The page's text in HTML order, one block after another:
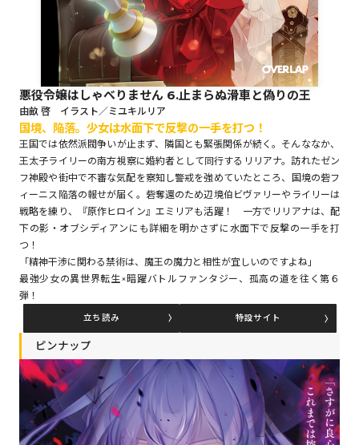
コミックガルド
コミッククリエ
コミックパルフェ
悪役令嬢はしゃべりません 6.止まらぬ滑車と偽りの王
由畝 啓 イラスト／ミユキルリア
国境、陥落。少女は水面下で反撃の一手を打つ！
王国では依然派閥争いが止まず、隣国とも緊張関係が続く。そんななか、
王太子ライリーの南方視察に婚約者として同行するリリアナ。訪れたゼン
フ神殿や街中で不審な気配を察知し警戒を強めていたところ、国境の砦フ
ィーニス陥落の報せが届く。砦奪還のため辺境伯ビヴァリーやライリーは
戦略を練り、『原作ヒロイン』エミリアも活躍！ 一方でリリアナは、配
下の影・オブシディアンにも詳細を明かさずに水面下で反撃の一手を打
つ！
「精神干渉に関わる禁術は、魔王の魔力と相性が宜しいのですよね」
最強少女の異世界転生×暗躍バトルファンタジー、孤高の道を往く第６
弾！
立ち読み 特設サイト
ピンナップ